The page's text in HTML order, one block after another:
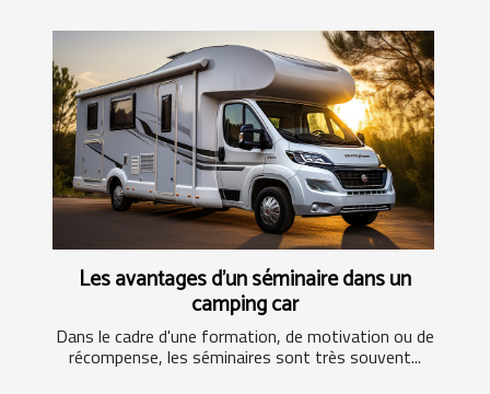
Les avantages d'un séminaire dans un
camping car
Dans le cadre d'une formation, de motivation ou de
récompense, les séminaires sont très souvent...